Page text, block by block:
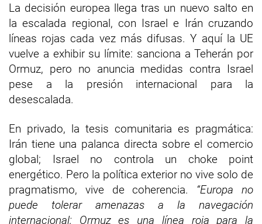
La decisión europea llega tras un nuevo salto en
la escalada regional, con Israel e Irán cruzando
líneas rojas cada vez más difusas. Y aquí la UE
vuelve a exhibir su límite: sanciona a Teherán por
Ormuz, pero no anuncia medidas contra Israel
pese a la presión internacional para la
desescalada.
En privado, la tesis comunitaria es pragmática:
Irán tiene una palanca directa sobre el comercio
global; Israel no controla un choke point
energético. Pero la política exterior no vive solo de
pragmatismo, vive de coherencia. “Europa no
puede tolerar amenazas a la navegación
internacional; Ormuz es una línea roja para la